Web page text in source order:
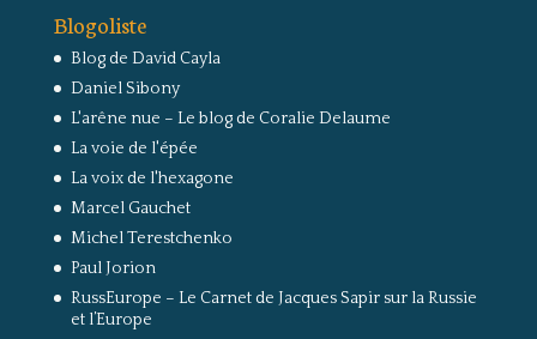
Blogoliste
Blog de David Cayla
Daniel Sibony
L'arêne nue – Le blog de Coralie Delaume
La voie de l'épée
La voix de l'hexagone
Marcel Gauchet
Michel Terestchenko
Paul Jorion
RussEurope – Le Carnet de Jacques Sapir sur la Russie
et l’Europe